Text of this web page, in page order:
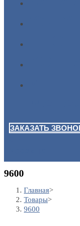
ЗАКАЗАТЬ
9600
Главная>
Товары>
9600